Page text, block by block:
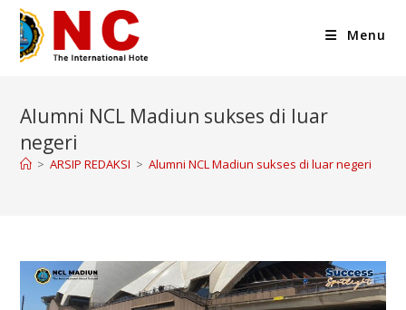
Menu
Alumni NCL Madiun sukses di luar
negeri
> ARSIP REDAKSI > Alumni NCL Madiun sukses di luar negeri